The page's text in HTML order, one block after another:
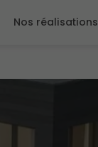
Nos réalisations